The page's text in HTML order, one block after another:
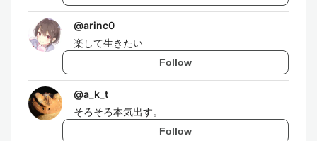
@arinc0
楽して生きたい
Follow
@a_k_t
そろそろ本気出す。
Follow